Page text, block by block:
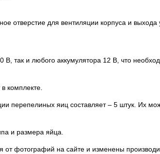
отверстие для вентиляции корпуса и выхода
В, так и любого аккумулятора 12 В, что
комплекте.
перепелиных яиц составляет – 5 штук. Их
и размера яйца.
от фотографий на сайте и изменены